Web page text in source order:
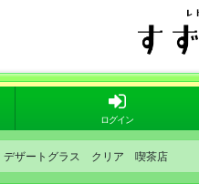
ログイン
ザートグラス クリア 喫茶店